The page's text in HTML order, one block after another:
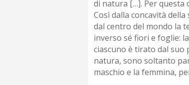
di natura […]. Per questa
Così dalla concavità
dal centro del mondo la
inverso sé fiori e foglie:
ciascuno è tirato dal suo
natura, sono soltanto
maschio e la femmina,